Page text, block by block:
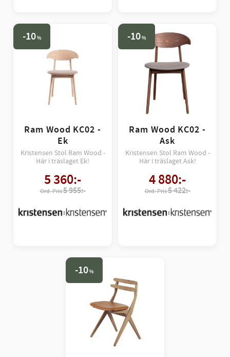
Ram Wood KC02 -
Ek
Kristensen Stol Ram Wood -
Här i träslaget Ek!
5 360:-
5 955:-
10%
Ram Wood KC02 -
Ask
Kristensen Stol Ram Wood -
Här i träslaget Ask!
4 880:-
5 422:-
10%
10%